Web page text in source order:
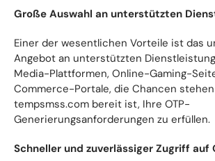
Große Auswahl an unterstützten
Einer der wesentlichen Vorteile ist das
Angebot an unterstützten
Media-Plattformen, Online-Gaming-
Commerce-Portale, die Chancen
tempsmss.com bereit ist, Ihre OTP-
Generierungsanforderungen zu erfüllen.
Schneller und zuverlässiger Zugriff auf